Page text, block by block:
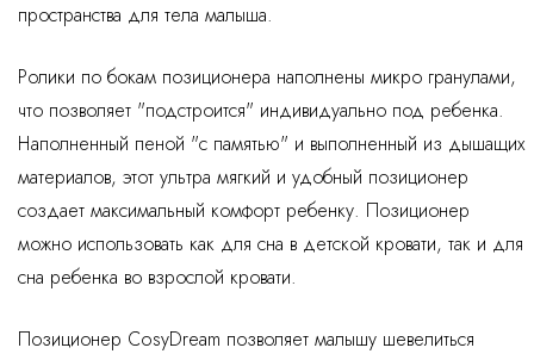
пространства для тела малыша.
Ролики по бокам позиционера наполнены микро гранулами,
что позволяет "подстроится" индивидуально под ребенка.
Наполненный пеной "с памятью" и выполненный из дышащих
материалов, этот ультра мягкий и удобный позиционер
создает максимальный комфорт ребенку. Позиционер
можно использовать как для сна в детской кровати, так и для
сна ребенка во взрослой кровати.
Позиционер CosyDream позволяет малышу шевелиться